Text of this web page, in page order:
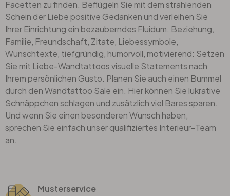
Facetten zu finden. Beflügeln Sie mit dem strahlenden
Schein der Liebe positive Gedanken und verleihen Sie
Ihrer Einrichtung ein bezauberndes Fluidum. Beziehung,
Familie, Freundschaft, Zitate, Liebessymbole,
Wunschtexte, tiefgründig, humorvoll, motivierend: Setzen
Sie mit Liebe-Wandtattoos visuelle Statements nach
Ihrem persönlichen Gusto. Planen Sie auch einen Bummel
durch den Wandtattoo Sale ein. Hier können Sie lukrative
Schnäppchen schlagen und zusätzlich viel Bares sparen.
Und wenn Sie einen besonderen Wunsch haben,
sprechen Sie einfach unser qualifiziertes Interieur-Team
an.
Musterservice